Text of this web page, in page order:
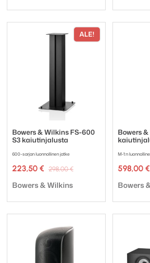
ALE!
Bowers & Wilkins FS-600
S3 kaiutinjalusta
600-sarjan luonnollinen jatke
298,00€Alkuperäinen
oli:
223,50 €
Nykyinen
on:
Tuotemerkki:
Bowers & Wilkins
Bowers
M-1:n
598,00 €
Bowers